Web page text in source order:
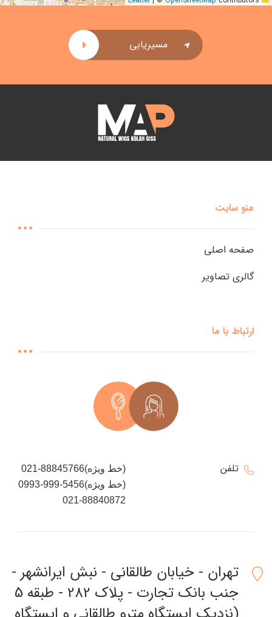
منو سایت
صفحه اصلی
گالری تصاویر
ارتباط با ما
تلفن
021-88845766(خط ویژه)
0993-999-5456(خط ویژه)
021-88840872
تهران - خیابان طالقانی - نبش ایرانشهر -
جنب بانک تجارت - پلاک 282 - طبقه 5
مسیریابی